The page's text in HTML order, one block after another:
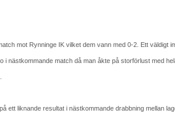
mot Rynninge IK vilket dem vann med 0-2. Ett
match då man åkte på storförlust med
ett liknande resultat i nästkommande drabbning mellan